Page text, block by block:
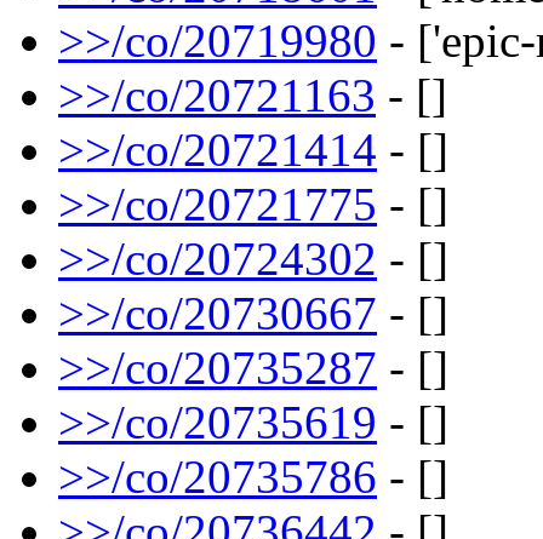
>>/co/20719980 -
>>/co/20721163 - []
>>/co/20721414 - []
>>/co/20721775 - []
>>/co/20724302 - []
>>/co/20730667 - []
>>/co/20735287 - []
>>/co/20735619 - []
>>/co/20735786 - []